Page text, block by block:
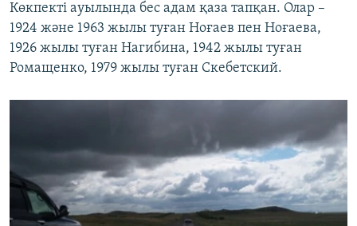
Көкпекті ауылында бес адам қаза тапқан. Олар –
1924 және 1963 жылы туған Ноғаев пен Ноғаева,
1926 жылы туған Нагибина, 1942 жылы туған
Ромащенко, 1979 жылы туған Скебетский.